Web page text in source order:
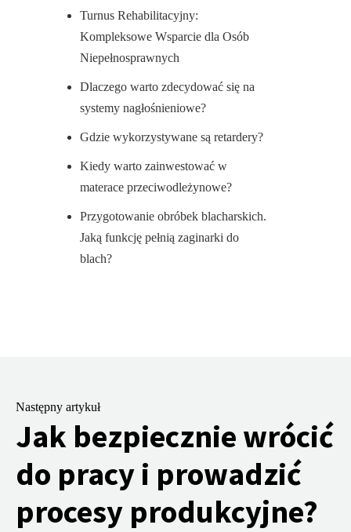
Turnus Rehabilitacyjny:
Kompleksowe Wsparcie dla Osób
Niepełnosprawnych
Dlaczego warto zdecydować się na
systemy nagłośnieniowe?
Gdzie wykorzystywane są retardery?
Kiedy warto zainwestować w
materace przeciwodleżynowe?
Przygotowanie obróbek blacharskich.
Jaką funkcję pełnią zaginarki do
blach?
Następny artykuł
Jak bezpiecznie wrócić
do pracy i prowadzić
procesy produkcyjne?